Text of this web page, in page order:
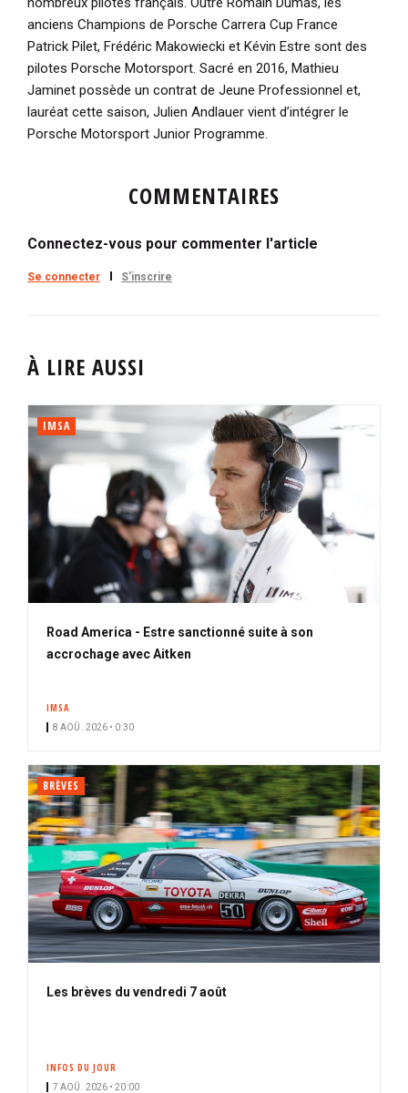
anciens Champions de Porsche Carrera Cup France
Patrick Pilet, Frédéric Makowiecki et Kévin Estre sont des
pilotes Porsche Motorsport. Sacré en 2016, Mathieu
Jaminet possède un contrat de Jeune Professionnel et,
lauréat cette saison, Julien Andlauer vient d’intégrer le
Porsche Motorsport Junior Programme.
COMMENTAIRES
Connectez-vous pour commenter l'article
Se connecter S'inscrire
À LIRE AUSSI
IMSA
Road America - Estre sanctionné suite à son
accrochage avec Aitken
IMSA
8 AOÛ. 2026 • 0:30
BRÈVES
Les brèves du vendredi 7 août
INFOS DU JOUR
7 AOÛ. 2026 • 20:00